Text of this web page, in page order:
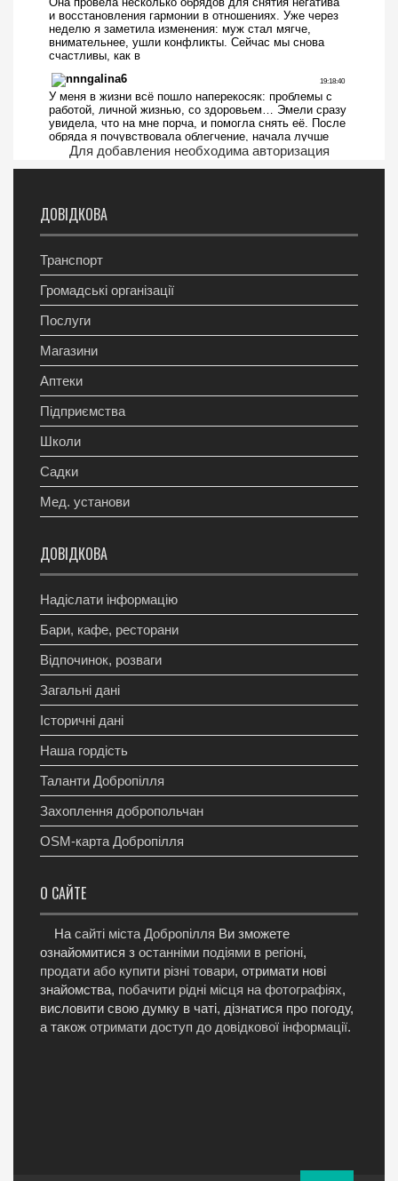
Для добавления необходима авторизация
ДОВІДКОВА
Транспорт
Громадські організації
Послуги
Магазини
Аптеки
Підприємства
Школи
Садки
Мед. установи
ДОВІДКОВА
Надіслати інформацію
Бари, кафе, ресторани
Відпочинок, розваги
Загальні дані
Історичні дані
Наша гордість
Таланти Добропілля
Захоплення добропольчан
OSM-карта Добропілля
О САЙТЕ
На сайті міста Добропілля Ви зможете
ознайомитися з останніми подіями в регіоні,
продати або купити різні товари, отримати нові
знайомства, побачити рідні місця на фотографіях,
висловити свою думку в чаті, дізнатися про погоду,
а також отримати доступ до довідкової інформації.